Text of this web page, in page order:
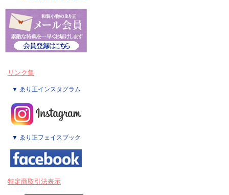
リンク集
▼ ゑり正インスタグラム
▼ ゑり正フェイスブック
特定商取引法表示